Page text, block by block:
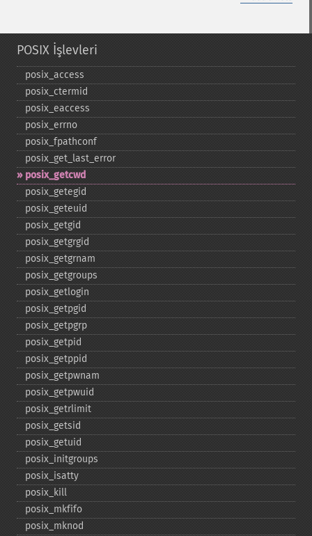
POSIX İşlevleri
posix_​access
posix_​ctermid
posix_​eaccess
posix_​errno
posix_​fpathconf
posix_​get_​last_​error
posix_​getcwd
posix_​getegid
posix_​geteuid
posix_​getgid
posix_​getgrgid
posix_​getgrnam
posix_​getgroups
posix_​getlogin
posix_​getpgid
posix_​getpgrp
posix_​getpid
posix_​getppid
posix_​getpwnam
posix_​getpwuid
posix_​getrlimit
posix_​getsid
posix_​getuid
posix_​initgroups
posix_​isatty
posix_​kill
posix_​mkfifo
posix_​mknod